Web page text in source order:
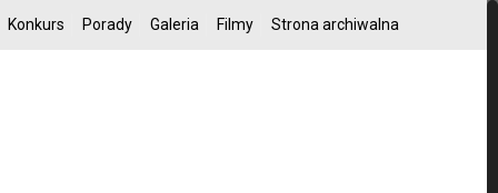
Konkurs Porady Galeria Filmy Strona archiwalna